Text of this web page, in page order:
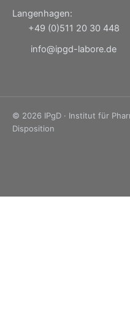
Langenhagen:
+49 (0)511 20 30 448
info@ipgd-labore.de
© 2026 IPgD · Institut für
Disposition